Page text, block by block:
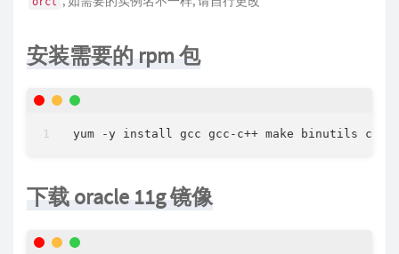
安装需要的 rpm 包
下载 oracle 11g 镜像